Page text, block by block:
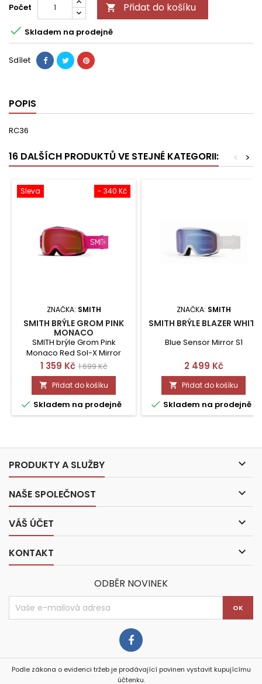
Počet  Přidat do košíku
 Skladem na prodejně
Sdílet
POPIS
RC36
16 DALŠÍCH PRODUKTŮ VE STEJNÉ KATEGORII: >
<
- 340 Kč
Sleva
ZNAČKA: SMITH
SMITH BRÝLE GROM PINK
MONACO
SMITH brýle Grom Pink
Monaco Red Sol-X Mirror
Cena
1 359 Kč Běžná
cena
1 699 Kč
 Přidat do košíku
 Skladem na prodejně
ZNAČKA: SMITH
SMITH BRÝLE BLAZER WHITE
Blue Sensor Mirror S1
Cena
2 499 Kč
 Přidat do košíku
 Skladem na prodejně
PRODUKTY A SLUŽBY 
NAŠE SPOLEČNOST 
VÁŠ ÚČET 
KONTAKT 
ODBĚR NOVINEK
Podle zákona o evidenci tržeb je prodávající povinen vystavit kupujícímu
účtenku.